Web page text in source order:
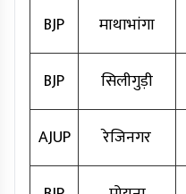
BJP माथाभांगा
BJP
सिलीगुड़ी
AJUP
रेजिनगर